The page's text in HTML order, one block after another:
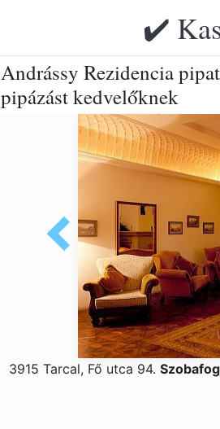
✔️
Andrássy Rezidencia
pipázást kedvelőknek
3915 Tarcal, Fő utca 94.